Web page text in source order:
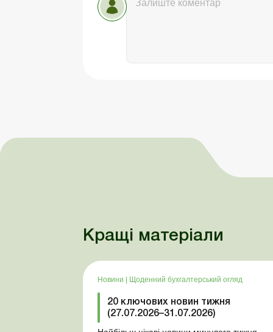
Кращі матеріали
Новини | Щоденний бухгалтерський огляд
20 ключових новин тижня
(27.07.2026–31.07.2026)